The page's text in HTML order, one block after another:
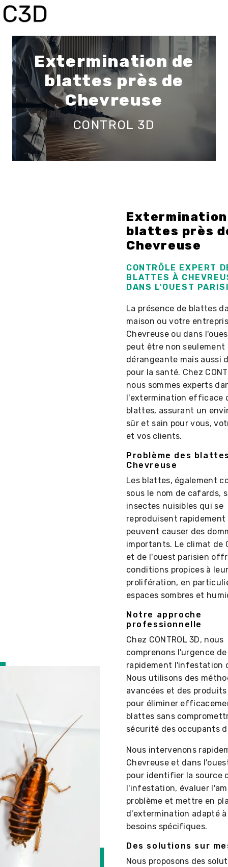
Extermination de
blattes près de
Chevreuse
CONTROL 3D
blattes près
Chevreuse
CONTRÔLE EXPERT
BLATTES À
DANS L'OUEST
La présence de blattes
maison ou votre
Chevreuse ou dans
peut être non seulement
dérangeante mais aussi
pour la santé. Chez
nous sommes experts
l'extermination efficace
blattes, assurant un
sûr et sain pour vous,
et vos clients.
Problème des
Chevreuse
Les blattes, également
sous le nom de cafards,
insectes nuisibles qui se
reproduisent rapidement
peuvent causer des
importants. Le climat de
et de l'ouest parisien
conditions propices à
prolifération, en
espaces sombres et
Notre approche
professionnelle
Chez CONTROL 3D, nous
comprenons l'urgence
rapidement l'infestation
Nous utilisons des
avancées et des
pour éliminer
blattes sans
sécurité des occupants
Nous intervenons
Chevreuse et dans
pour identifier la source
l'infestation, évaluer
problème et mettre en
d'extermination adapté à
besoins spécifiques.
Des solutions sur
Nous proposons des
Panneau de gestion des cookies